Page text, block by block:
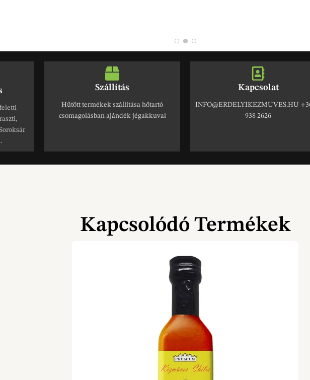
Szállítás
Hűtött termékek szállítása hőtartó
csomagolásban ajándék jégakkuval
Kapcsolat
INFO@ERDELYIKEZMUVES.HU
938 2626
Kapcsolódó Termékek